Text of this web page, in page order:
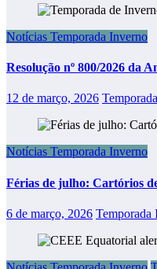
Notícias Temporada Inverno
Resolução nº 800/2026 da
12 de março, 2026
Notícias Temporada Inverno
Férias de julho: Cartórios
6 de março, 2026 Temporada